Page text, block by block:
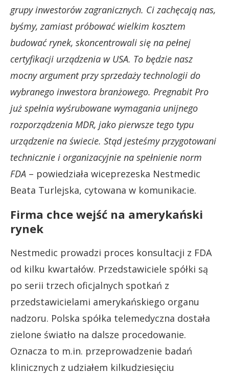
grupy inwestorów zagranicznych. Ci zachęcają nas,
byśmy, zamiast próbować wielkim kosztem
budować rynek, skoncentrowali się na pełnej
certyfikacji urządzenia w USA. To będzie nasz
mocny argument przy sprzedaży technologii do
wybranego inwestora branżowego. Pregnabit Pro
już spełnia wyśrubowane wymagania unijnego
rozporządzenia MDR, jako pierwsze tego typu
urządzenie na świecie. Stąd jesteśmy przygotowani
technicznie i organizacyjnie na spełnienie norm
FDA – powiedziała wiceprezeska Nestmedic
Beata Turlejska, cytowana w komunikacie.
Firma chce wejść na amerykański
rynek
Nestmedic prowadzi proces konsultacji z FDA
od kilku kwartałów. Przedstawiciele spółki są
po serii trzech oficjalnych spotkań z
przedstawicielami amerykańskiego organu
nadzoru. Polska spółka telemedyczna dostała
zielone światło na dalsze procedowanie.
Oznacza to m.in. przeprowadzenie badań
klinicznych z udziałem kilkudziesięciu